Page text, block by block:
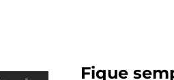
Fique